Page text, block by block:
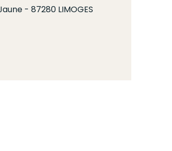
- 87280 LIMOGES